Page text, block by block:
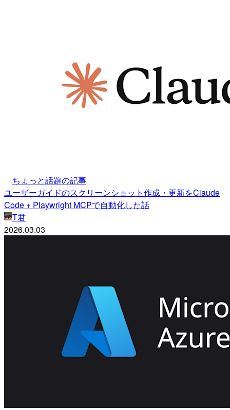
ちょっと話題の記事
ユーザーガイドのスクリーンショット作成・更新をClaude
Code + Playwright MCPで自動化した話
T君
2026.03.03